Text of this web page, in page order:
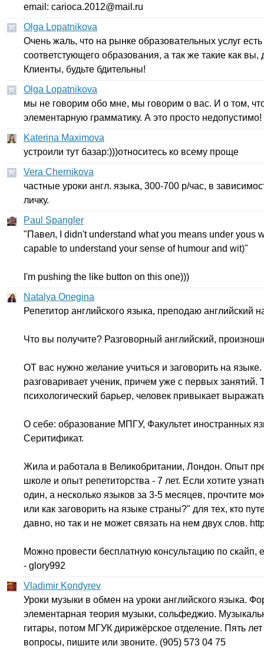
email : carioca.2012@mail .ru
Olga Lopatnikova
Очень жаль, что на рынке образовательных услуг
соответстующего образования, а так же такие как
Клиенты, будьте бдительны!
Olga Lopatnikova
мы не говорим обо мне, мы говорим о вас. И о том,
элементарную грамматику. А это просто недопустимо!
Katerina Maximova
устроили тут базар:)))относитесь ко всему проще
Vera Chernikova
частные уроки англ. языка, 300-700 р/час, в
личку.
Paul Spangler
"Павел,
didn't understand what you means under yous
capable to understand your sense of humour and wit)"
I'm pushing the like button on this one)))
Natalya Onegina
Репетитор английского языка, преподаю английский
Что вы получите? Разговорный английский,
ОТ вас нужно желание учиться и заговорить на
разговаривает ученик, причем уже с первых занятий.
психологический барьер, человек привыкает
О себе: образование МПГУ, Факультет иностранных
Серитификат.
Жила и работала в Великобритании, Лондон. Опыт
школе и опыт репетиторства - 7 лет. Если хотите
один, а несколько языков за 3-5 месяцев, прочтите
или как заговорить на языке страны?" для тех, кто
давно, но так и не может связать на нем двух слов.
Можно провести бесплатную консультацию по скайп,
- glory992
Vladimir Kondyrev
Уроки музыки в обмен на уроки английского языка.
элементарная теория музыки, сольфеджио.
гитары, потом МГУК дирижёрское отделение. Пять
вопросы, пишите или звоните. (905) 573 04 75